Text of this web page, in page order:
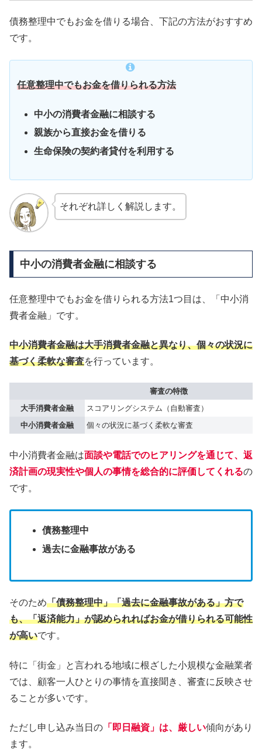
債務整理中でもお金を借りる場合、下記の方法がおすすめ
です。
任意整理中でもお金を借りられる方法
中小の消費者金融に相談する
親族から直接お金を借りる
生命保険の契約者貸付を利用する
それぞれ詳しく解説します。
中小の消費者金融に相談する
任意整理中でもお金を借りられる方法1つ目は、「中小消
費者金融」です。
中小消費者金融は大手消費者金融と異なり、個々の状況に
基づく柔軟な審査を行っています。
審査の特徴
大手消費者金融
スコアリングシステム（自動審査）
中小消費者金融
個々の状況に基づく柔軟な審査
中小消費者金融は面談や電話でのヒアリングを通じて、返
済計画の現実性や個人の事情を総合的に評価してくれるの
です。
債務整理中
過去に金融事故がある
そのため「債務整理中」「過去に金融事故がある」方で
も、「返済能力」が認められればお金が借りられる可能性
が高いです。
特に「街金」と言われる地域に根ざした小規模な金融業者
では、顧客一人ひとりの事情を直接聞き、審査に反映させ
ることが多いです。
ただし申し込み当日の 「即日融資」は、厳しい傾向があり
ます。